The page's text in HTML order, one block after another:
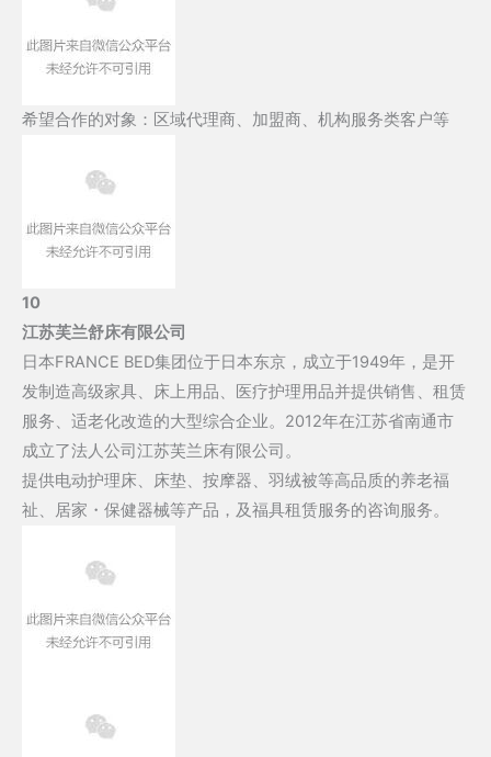
希望合作的对象：区域代理商、加盟商、机构服务类客户等
10
江苏芙兰舒床有限公司
日本FRANCE BED集团位于日本东京，成立于1949年，是开
发制造高级家具、床上用品、医疗护理用品并提供销售、租赁
服务、适老化改造的大型综合企业。2012年在江苏省南通市
成立了法人公司江苏芙兰床有限公司。
提供电动护理床、床垫、按摩器、羽绒被等高品质的养老福
祉、居家・保健器械等产品，及福具租赁服务的咨询服务。